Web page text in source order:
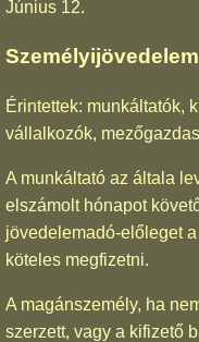
Június 12.
Érintettek: munkáltatók,
vállalkozók,
A munkáltató az általa
elszámolt hónapot
jövedelemadó-előleget
köteles megfizetni.
A magánszemély, ha
szerzett, vagy a kifizető